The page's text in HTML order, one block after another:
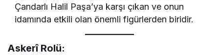
Çandarlı Halil Paşa’ya karşı çıkan ve onun
idamında etkili olan önemli figürlerden biridir.
Askerî Rolü: